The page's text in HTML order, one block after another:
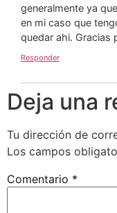
generalmente ya
en mi caso que
quedar ahi. Gracias
Responder
Deja una
Tu dirección de
Los campos
Comentario *